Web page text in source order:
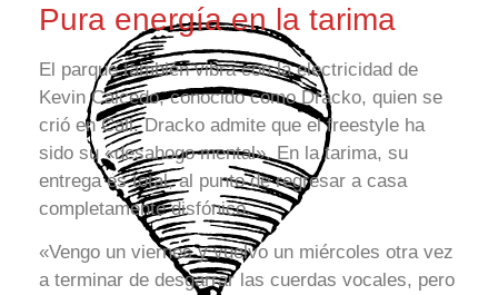
Pura energía en la tarima
El parque también vibra con la electricidad de
Kevin Caicedo, conocido como Dracko, quien se
crió en Cali. Dracko admite que el freestyle ha
sido su «desahogo mental». En la tarima, su
entrega es total, al punto de regresar a casa
completamente disfónico.
«Vengo un viernes y vuelvo un miércoles otra vez
a terminar de desgarrar las cuerdas vocales, pero